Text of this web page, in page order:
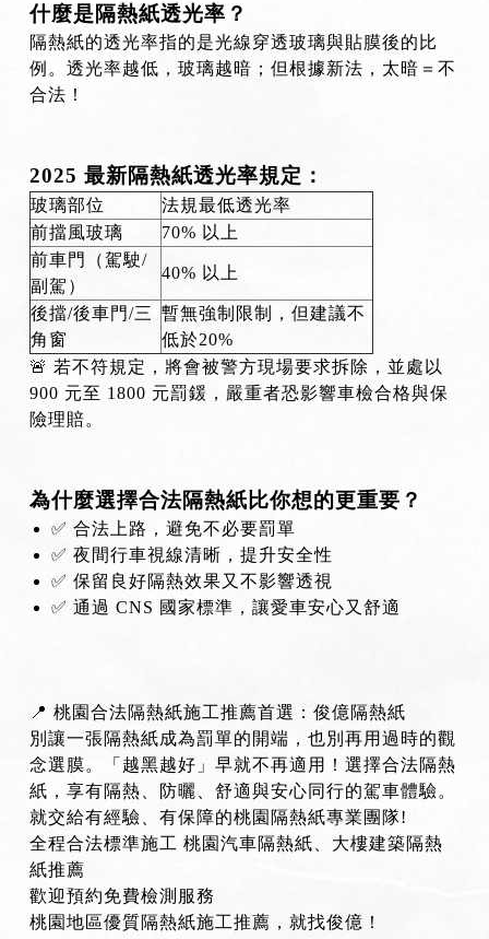
什麼是隔熱紙透光率？
隔熱紙的透光率指的是光線穿透玻璃與貼膜後的比
例。透光率越低，玻璃越暗；但根據新法，太暗＝不
合法！
2025 最新隔熱紙透光率規定：
玻璃部位
法規最低透光率
前擋風玻璃
70% 以上
前車門（駕駛/
副駕）
40% 以上
後擋/後車門/三
角窗
暫無強制限制，但建議不
低於20%
🚨 若不符規定，將會被警方現場要求拆除，並處以
900 元至 1800 元罰鍰，嚴重者恐影響車檢合格與保
險理賠。
為什麼選擇合法隔熱紙比你想的更重要？
✅ 合法上路，避免不必要罰單
✅ 夜間行車視線清晰，提升安全性
✅ 保留良好隔熱效果又不影響透視
✅ 通過 CNS 國家標準，讓愛車安心又舒適
📍 桃園合法隔熱紙施工推薦首選：俊億隔熱紙
別讓一張隔熱紙成為罰單的開端，也別再用過時的觀
念選膜。「越黑越好」早就不再適用！選擇合法隔熱
紙，享有隔熱、防曬、舒適與安心同行的駕車體驗。
就交給有經驗、有保障的桃園隔熱紙專業團隊!
全程合法標準施工 桃園汽車隔熱紙、大樓建築隔熱
紙推薦
歡迎預約免費檢測服務
桃園地區優質隔熱紙施工推薦，就找俊億！